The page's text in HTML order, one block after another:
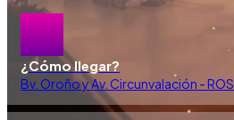
¿Cómo llegar?
Bv. Oroño y Av. Circunvalación - ROS